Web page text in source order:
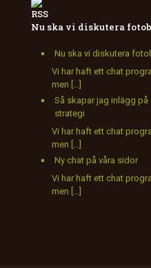
Nu ska vi diskutera
Nu ska vi diskutera
Vi har haft ett chat
men […]
Så skapar jag inlägg
strategi
Vi har haft ett chat
men […]
Ny chat på våra sidor
Vi har haft ett chat
men […]